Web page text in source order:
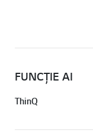
FUNCȚIE AI
ThinQ